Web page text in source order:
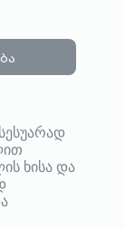
ხისა და